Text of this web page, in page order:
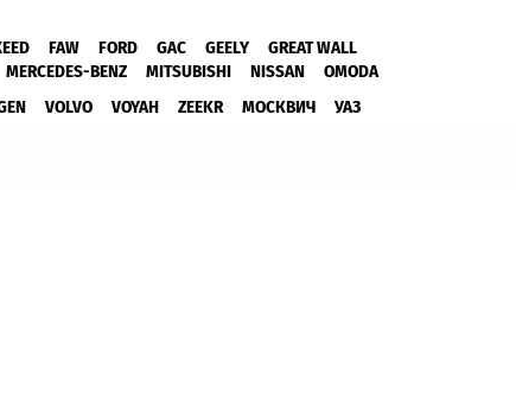
FAW FORD GAC GEELY
GREAT WALL
MERCEDES-BENZ MITSUBISHI NISSAN
OMODA
VOLVO VOYAH ZEEKR МОСКВИЧ УАЗ